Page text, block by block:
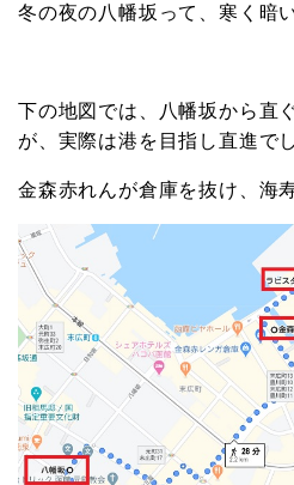
冬の夜の八幡坂って、寒く暗
下の地図では、八幡坂から直
が、実際は港を目指し直進で
金森赤れんが倉庫を抜け、海